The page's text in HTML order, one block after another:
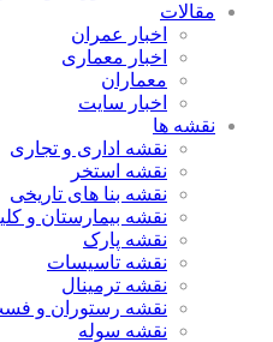
مقالات
اخبار عمران
اخبار معماری
معماران
اخبار سایت
نقشه ها
نقشه اداری و تجاری
نقشه استخر
نقشه بنا های تاریخی
نقشه بیمارستان و
نقشه پارک
نقشه تاسیسات
نقشه ترمینال
نقشه رستوران و
نقشه سوله